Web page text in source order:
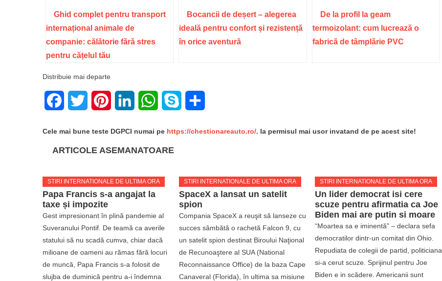
Ghid complet pentru transport
internațional animale de
companie: călătorie fără stres
pentru cățelul tău
Bocancii de deșert – alegerea
ideală pentru confort și rezistență
în orice aventură
De la profil la geam
termoizolant: cum lucrează o
fabrică de tâmplărie PVC
Distribuie mai departe
FacebookTwitter PinterestLinkedIn WhatsAppSkype
Cele mai bune teste DGPCI numai pe https://chestionareauto.ro/. Ia permisul mai usor invatand de pe acest site!
ARTICOLE ASEMANATOARE
STIRI INTERNATIONALE DE ULTIMA ORA
Papa Francis s-a angajat la
taxe și impozite
Gest impresionant în plină pandemie al
Suveranului Pontif. De teamă ca averile
statului să nu scadă cumva, chiar dacă
milioane de oameni au rămas fără locuri
de muncă, Papa Francis s-a folosit de
slujba de duminică pentru a-i îndemna
STIRI INTERNATIONALE DE ULTIMA ORA
SpaceX a lansat un satelit
spion
Compania SpaceX a reuşit să lanseze cu
succes sâmbătă o rachetă Falcon 9, cu
un satelit spion destinat Biroului Naţional
de Recunoaştere al SUA (National
Reconnaissance Office) de la baza Cape
Canaveral (Florida), în ultima sa misiune
STIRI INTERNATIONALE DE ULTIMA ORA
Un lider democrat isi cere
scuze pentru afirmatia ca Joe
Biden mai are putin si moare
“Moartea sa e iminentă” – declara sefa
democratilor dintr-un comitat din Ohio.
Repudiata de colegii de partid, politiciana
si-a cerut scuze. Sprijinul pentru Joe
Biden e in scădere. Americanii sunt